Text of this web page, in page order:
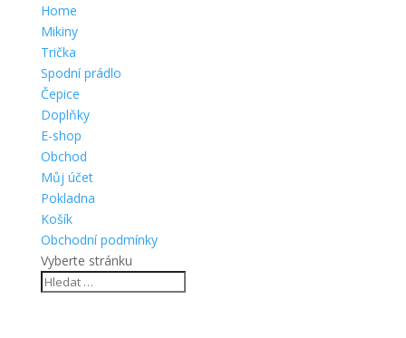
Home
Mikiny
Trička
Spodní prádlo
Čepice
Doplňky
E-shop
Obchod
Můj účet
Pokladna
Košík
Obchodní podmínky
Vyberte stránku